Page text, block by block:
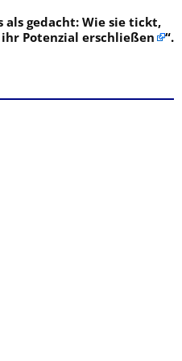
als gedacht: Wie sie tickt,
Potenzial erschließen
“.